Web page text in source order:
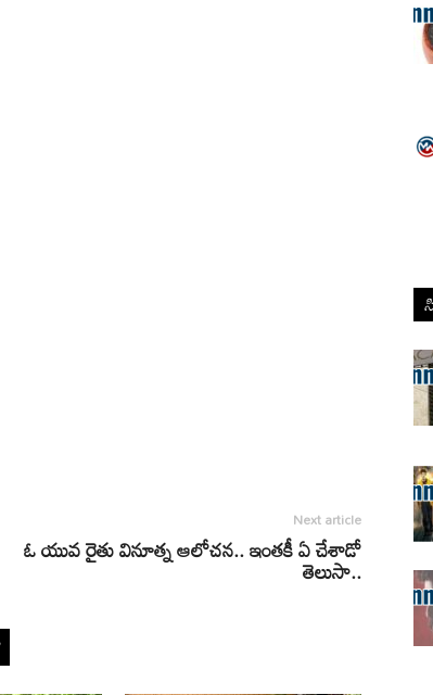
Next article
ఓ యువ రైతు వినూత్న ఆలోచన.. ఇంతకీ ఏ చేశాడో
తెలుసా..